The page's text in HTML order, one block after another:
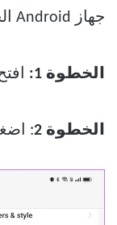
جهاز Android الخاص بك.
الخطوة 1:
الخطوة 2 :